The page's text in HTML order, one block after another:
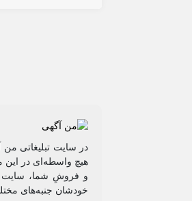
در سایت تبلیغاتی من
هیچ واسطه‌ای در این
و فروشِ شما، سایت
خودشان جنبه‌های